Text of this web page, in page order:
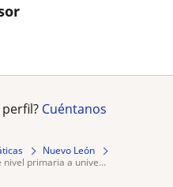
Cuéntanos
Nuevo León
nivel primaria a unive...